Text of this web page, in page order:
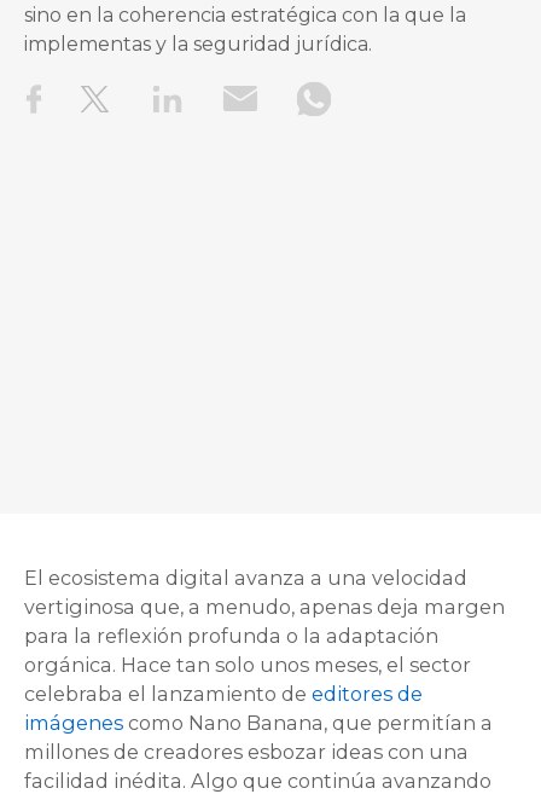
sino en la coherencia estratégica con la que la
implementas y la seguridad jurídica.
El ecosistema digital avanza a una velocidad
vertiginosa que, a menudo, apenas deja margen
para la reflexión profunda o la adaptación
orgánica. Hace tan solo unos meses, el sector
celebraba el lanzamiento de editores de
imágenes como Nano Banana, que permitían a
millones de creadores esbozar ideas con una
facilidad inédita. Algo que continúa avanzando